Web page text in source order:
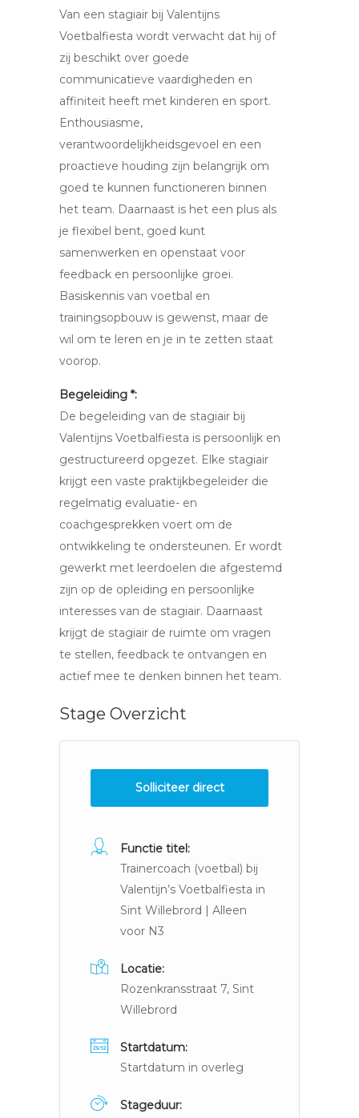
Van een stagiair bij Valentijns
Voetbalfiesta wordt verwacht dat hij of
zij beschikt over goede
communicatieve vaardigheden en
affiniteit heeft met kinderen en sport.
Enthousiasme,
verantwoordelijkheidsgevoel en een
proactieve houding zijn belangrijk om
goed te kunnen functioneren binnen
het team. Daarnaast is het een plus als
je flexibel bent, goed kunt
samenwerken en openstaat voor
feedback en persoonlijke groei.
Basiskennis van voetbal en
trainingsopbouw is gewenst, maar de
wil om te leren en je in te zetten staat
voorop.
Begeleiding *:
De begeleiding van de stagiair bij
Valentijns Voetbalfiesta is persoonlijk en
gestructureerd opgezet. Elke stagiair
krijgt een vaste praktijkbegeleider die
regelmatig evaluatie- en
coachgesprekken voert om de
ontwikkeling te ondersteunen. Er wordt
gewerkt met leerdoelen die afgestemd
zijn op de opleiding en persoonlijke
interesses van de stagiair. Daarnaast
krijgt de stagiair de ruimte om vragen
te stellen, feedback te ontvangen en
actief mee te denken binnen het team.
Stage Overzicht
Solliciteer direct
Functie titel:
Trainercoach (voetbal) bij
Valentijn’s Voetbalfiesta in
Sint Willebrord | Alleen
voor N3
Locatie:
Rozenkransstraat 7, Sint
Willebrord
Startdatum:
Startdatum in overleg
Stageduur: